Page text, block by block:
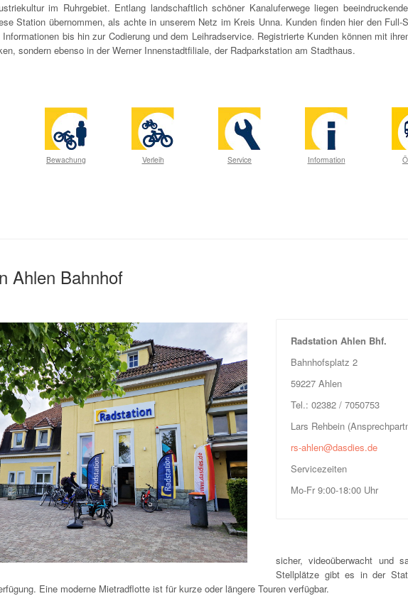
im Ruhrgebiet. Entlang landschaftlich schöner Kanaluferwege liegen
Station übernommen, als achte in unserem Netz im Kreis Unna. Kunden finden hier den Full-
bis hin zur Codierung und dem Leihradservice. Registrierte Kunden können mit
sondern ebenso in der Werner Innenstadtfiliale, der Radparkstation am Stadthaus.
Bewachung Verleih Service Information
Ahlen Bahnhof
Radstation Ahlen Bhf.
Bahnhofsplatz 2
59227 Ahlen
Tel.: 02382 / 7050753
Lars Rehbein
rs-ahlen@dasdies.de
Servicezeiten
Mo-Fr 9:00-18:00 Uhr
sicher, videoüberwacht und
Stellplätze gibt es in der
Eine moderne Mietradflotte ist für kurze oder längere Touren verfügbar.